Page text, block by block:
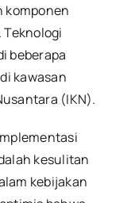
komponen
beberapa
kawasan
(IKN).
kesulitan
kebijakan